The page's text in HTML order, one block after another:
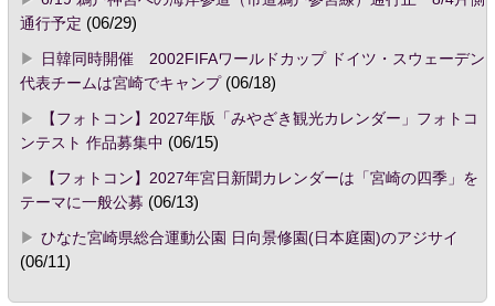
通行予定 (06/29)
日韓同時開催 2002FIFAワールドカップ ドイツ・スウェーデン
代表チームは宮崎でキャンプ(06/18)
【フォトコン】2027年版「みやざき観光カレンダー」フォトコ
ンテスト 作品募集中 (06/15)
【フォトコン】2027年宮日新聞カレンダーは「宮崎の四季」を
テーマに一般公募 (06/13)
ひなた宮崎県総合運動公園 日向景修園(日本庭園)のアジサイ
(06/11)